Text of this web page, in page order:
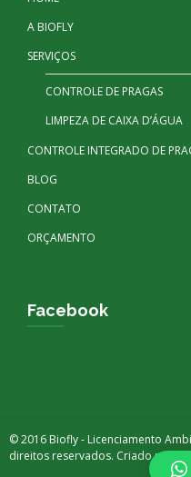
A BIOFLY
SERVIÇOS
CONTROLE DE PRAGAS
LIMPEZA DE CAIXA D’ÁGUA
CONTROLE INTEGRADO DE
BLOG
CONTATO
ORÇAMENTO
Facebook
© 2016 Biofly - Licenciamento
direitos reservados. Criado por